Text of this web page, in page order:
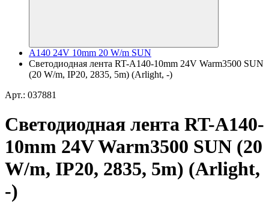
A140 24V 10mm 20 W/m SUN
Светодиодная лента RT-A140-10mm 24V Warm3500 SUN
(20 W/m, IP20, 2835, 5m) (Arlight, -)
Арт.: 037881
Светодиодная лента RT-A140-
10mm 24V Warm3500 SUN (20
W/m, IP20, 2835, 5m) (Arlight,
-)